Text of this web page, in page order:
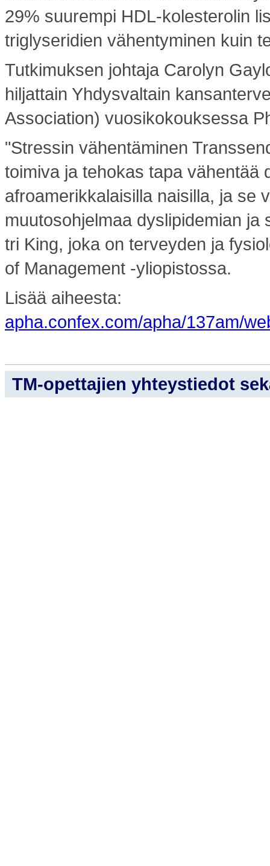
29% suurempi HDL-kolesterolin
triglyseridien vähentyminen kuin
Tutkimuksen johtaja Carolyn
hiljattain Yhdysvaltain
Association) vuosikokouksessa
"Stressin vähentäminen
toimiva ja tehokas tapa vähentää
afroamerikkalaisilla naisilla, ja se
muutosohjelmaa dyslipidemian
tri King, joka on terveyden ja
of Management -yliopistossa.
Lisää aiheesta:
apha.confex.com/apha/137am/
TM-opettajien yhteystiedot